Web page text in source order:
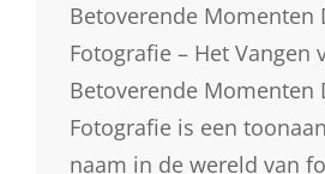
Betoverende Momenten
Fotografie – Het Vangen
Betoverende Momenten
Fotografie is een
naam in de wereld van